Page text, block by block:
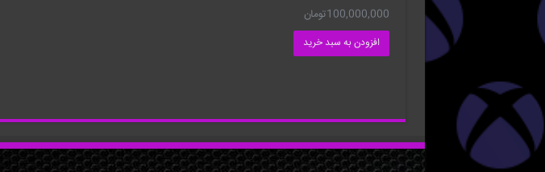
100,000,000تومان
افزودن به سبد خرید